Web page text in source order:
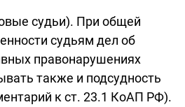
судьи). При общей
судьям дел об
правонарушениях
также и подсудность
к ст. 23.1 КоАП РФ).